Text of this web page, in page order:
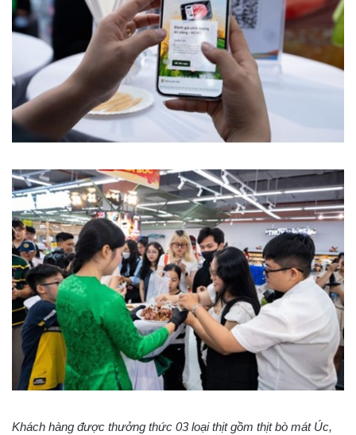
Khách hàng được thưởng thức 03 loại thịt gồm thịt bò mát Úc,